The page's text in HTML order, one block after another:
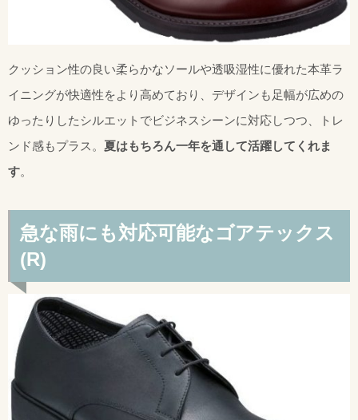
クッション性の良い柔らかなソールや透吸湿性に優れた本革ラ
イニングが快適性をより高めており、デザインも足幅が広めの
ゆったりしたシルエットでビジネスシーンに対応しつつ、トレ
ンド感もプラス。 夏はもちろん一年を通して活躍してくれま
す。
急な雨にも対応可能なゴアテックス
(R)